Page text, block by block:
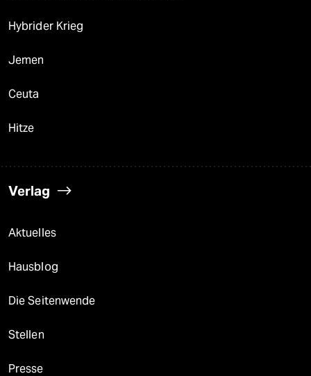
Hybrider Krieg
Jemen
Ceuta
Hitze
Verlag
Aktuelles
Hausblog
Die Seitenwende
Stellen
Presse